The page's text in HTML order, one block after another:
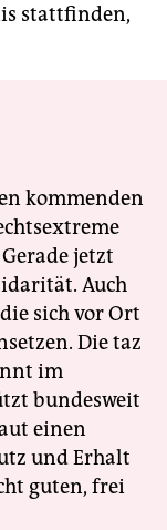
stattfinden,
kommenden
jetzt
Auch
sich vor Ort
Die taz
im
bundesweit
einen
und Erhalt
guten, frei